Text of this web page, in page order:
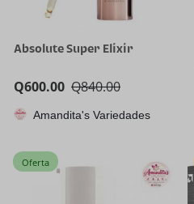
Absolute Super Elixir
Q840.00
Q600.00
Amandita's Variedades
Oferta